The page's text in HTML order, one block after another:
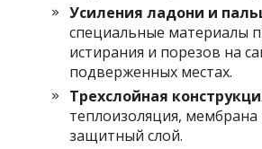
Усиления ладони и
специальные материалы
истирания и порезов на
подверженных местах.
Трехслойная
теплоизоляция,
защитный слой.